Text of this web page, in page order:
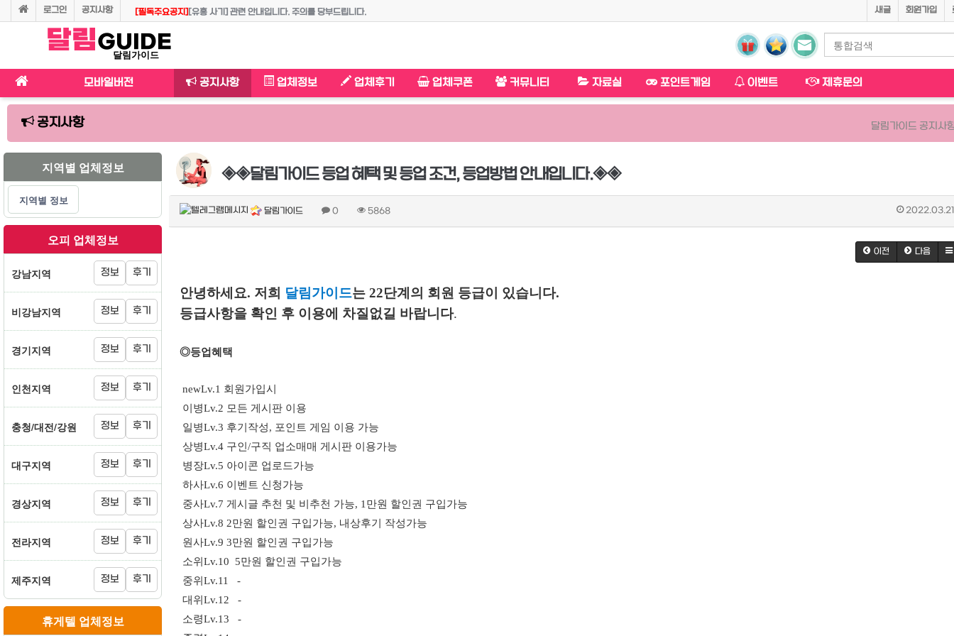
로그인 공지사항
제휴 업소 예약 문의 시 꼭 "달림가이드" 회원으로 말씀하셔야 회원가가 적용됩니다.
[주요공지]
달림가이드의 유흥용어사전입니다. 용어 정리의 최종본!!
◈◈달림가이드 등업 혜택 및 등업 조건, 등업방법 안내입니다.◈◈
새글 회원가입
달림GUIDE
달림가이드
모바일버전 공지사항 업체정보 업체후기 업체쿠폰 커뮤니티 자료실 포인트게임 이벤트 제휴문의
공지사항 달림가이드 공지사
◈◈달림가이드 등업 혜택 및 등업 조건, 등업방법 안내입니다.◈◈
달림가이드 0 5868
이전 다음
안녕하세요. 저희 달림가이드는 22단계의 회원 등급이 있습니다.
등급사항을 확인 후 이용에 차질없길 바랍니다.
◎등업혜택
newLv.1 회원가입시
이병Lv.2 모든 게시판 이용
일병Lv.3 후기작성, 포인트 게임 이용 가능
상병Lv.4 구인/구직 업소매매 게시판 이용가능
병장Lv.5 아이콘 업로드가능
하사Lv.6 이벤트 신청가능
중사Lv.7 게시글 추천 및 비추천 가능, 1만원 할인권 구입가능
상사Lv.8 2만원 할인권 구입가능, 내상후기 작성가능
원사Lv.9 3만원 할인권 구입가능
소위Lv.10 5만원 할인권 구입가능
중위Lv.11 -
대위Lv.12 -
소령Lv.13 -
지역별 업체정보
지역별 정보
오피 업체정보
강남지역 정보 후기
비강남지역 정보 후기
경기지역 정보 후기
인천지역 정보 후기
충청/대전/강원 정보 후기
대구지역 정보 후기
경상지역 정보 후기
전라지역 정보 후기
제주지역 정보 후기
휴게텔 업체정보